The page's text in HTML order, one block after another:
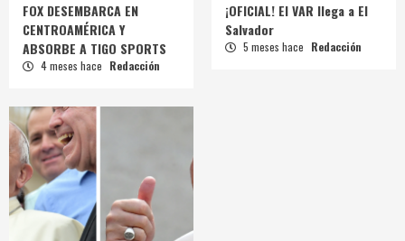
FOX DESEMBARCA EN
CENTROAMÉRICA Y
ABSORBE A TIGO SPORTS
4 meses hace Redacción
¡OFICIAL! El VAR llega a El
Salvador
5 meses hace Redacción